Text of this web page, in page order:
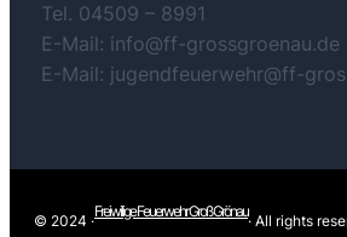
Tel. 04509 – 8991
E-Mail: info@ff-grossgroenau.de
E-Mail: jugendfeuerwehr@ff-
© 2024 ·
Freiwilige Feuerwehr Groß Grönau
· All rights